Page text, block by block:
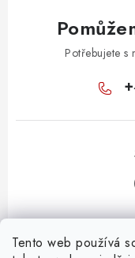
Tento web používá
Potřebujete s
Z